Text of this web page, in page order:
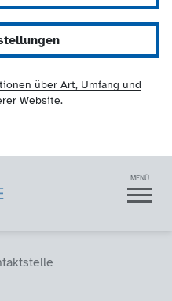
über Art, Umfang und
Website.
MENÜ